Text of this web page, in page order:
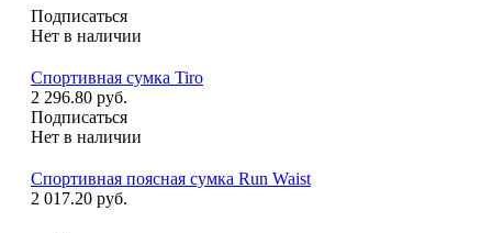
Подписаться
Нет в наличии
Спортивная сумка Tiro
2 296.80 руб.
Подписаться
Нет в наличии
Спортивная поясная сумка Run Waist
2 017.20 руб.